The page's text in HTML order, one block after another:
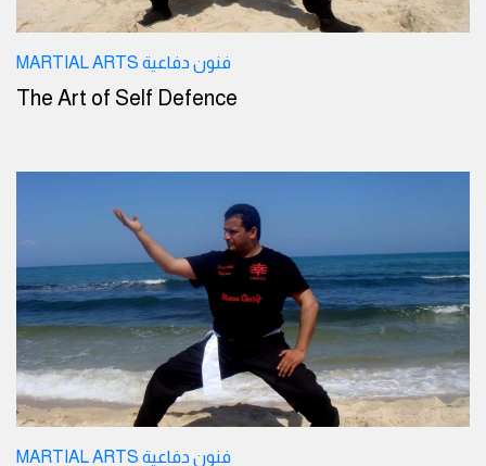
MARTIAL ARTS فنون دفاعية
The Art of Self Defence
MARTIAL ARTS فنون دفاعية